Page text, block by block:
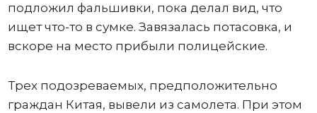
подложил фальшивки, пока делал вид, что
ищет что-то в сумке. Завязалась потасовка, и
вскоре на место прибыли полицейские.
Трех подозреваемых, предположительно
граждан Китая, вывели из самолета. При этом